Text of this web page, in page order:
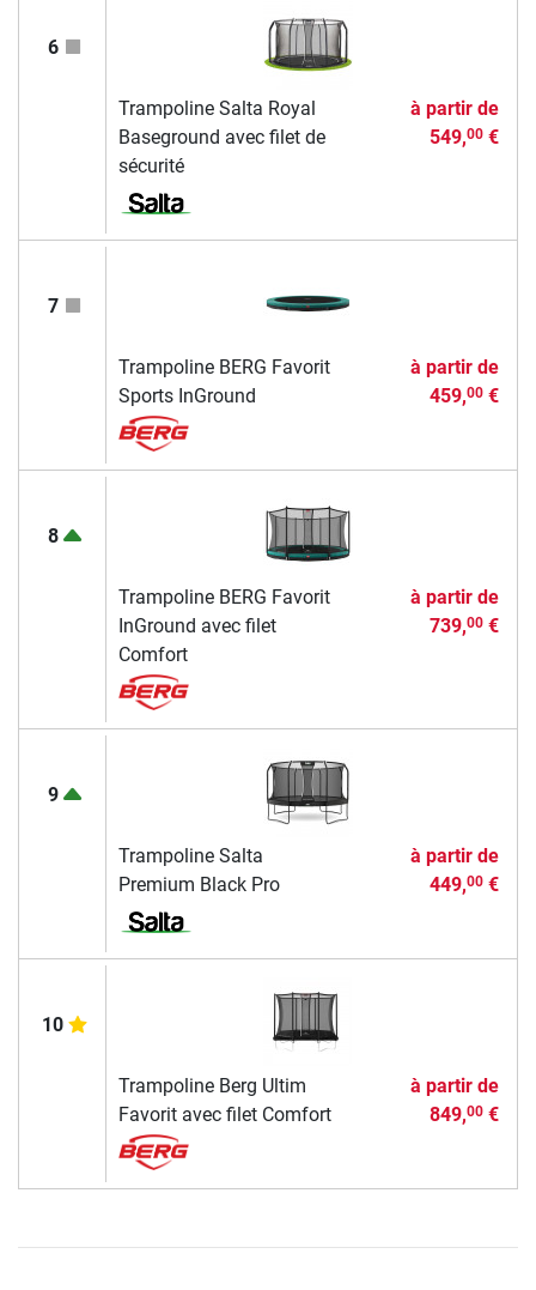
6
Trampoline Salta Royal
Baseground avec filet de
sécurité
à partir de
549,00€
7
Trampoline BERG Favorit
Sports InGround
à partir de
459,00€
8
Trampoline BERG Favorit
InGround avec filet
Comfort
à partir de
739,00€
9
Trampoline Salta
Premium Black Pro
à partir de
449,00€
10
Trampoline Berg Ultim
Favorit avec filet Comfort
à partir de
849,00€